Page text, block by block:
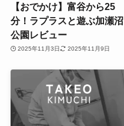
【おでかけ】富谷から25
分！ラプラスと遊ぶ加瀬沼
公園レビュー
2025年11月3日 2025年11月9日